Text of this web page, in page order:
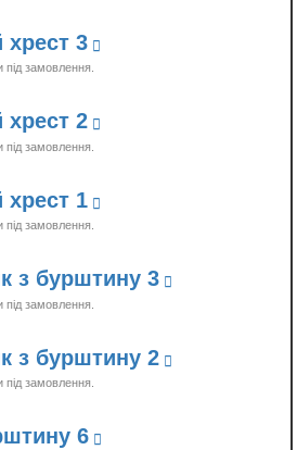
3
2
1
з бурштину 3
з бурштину 2
6